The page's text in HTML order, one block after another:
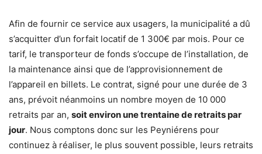
Afin de fournir ce service aux usagers, la municipalité a dû
s’acquitter d’un forfait locatif de 1 300€ par mois. Pour ce
tarif, le transporteur de fonds s’occupe de l’installation, de
la maintenance ainsi que de l’approvisionnement de
l’appareil en billets. Le contrat, signé pour une durée de 3
ans, prévoit néanmoins un nombre moyen de 10 000
retraits par an, soit environ une trentaine de retraits par
jour. Nous comptons donc sur les Peyniérens pour
continuez à réaliser, le plus souvent possible, leurs retraits